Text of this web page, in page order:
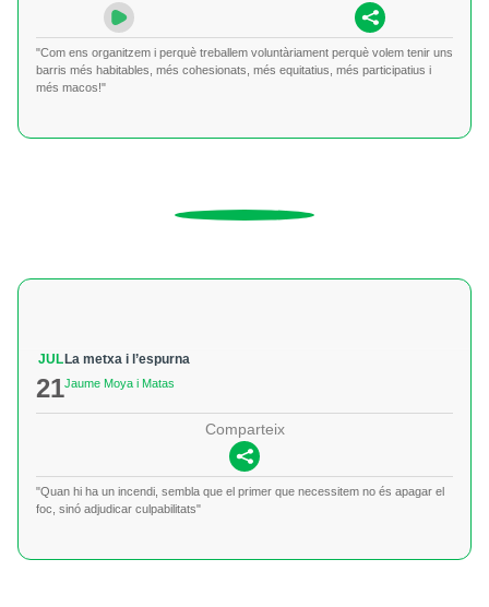
"Com ens organitzem i perquè treballem voluntàriament perquè volem tenir uns
barris més habitables, més cohesionats, més equitatius, més participatius i
més macos!"
JUL
21
La metxa i l’espurna
Jaume Moya i Matas
Comparteix
"Quan hi ha un incendi, sembla que el primer que necessitem no és apagar el
foc, sinó adjudicar culpabilitats"